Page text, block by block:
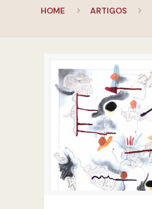
HOME ARTIGOS